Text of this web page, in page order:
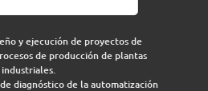
y ejecución de proyectos de
de producción de plantas
industriales.
diagnóstico de la automatización